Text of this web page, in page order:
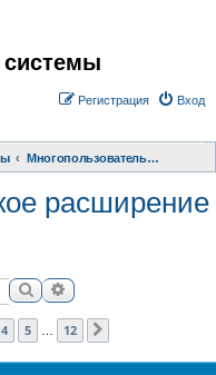
Вход
Регистрация
Многопользовательское расширение АСТЕР
расширение
ПоискРасширенный поиск
4 5 12